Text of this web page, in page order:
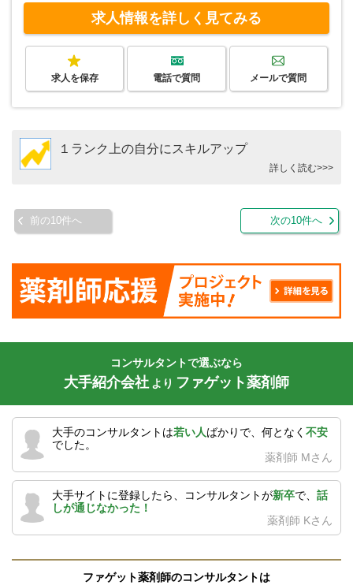
求人情報を詳しく見てみる
求人を保存 電話で質問 メールで質問
１ランク上の自分にスキルアップ
詳しく読む>>>
前の10件へ 次の10件へ
コンサルタントで選ぶなら
大手紹介会社 より ファゲット薬剤師
大手のコンサルタントは若い人ばかりで、何となく 不安
でした。
薬剤師 Mさん
大手サイトに登録したら、コンサルタントが新卒で、 話
しが通じなかった！
薬剤師 Kさん
ファゲット薬剤師のコンサルタントは